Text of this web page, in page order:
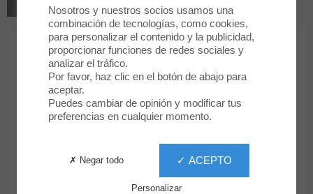
VOLVER A LA TIENDA
Tu clasificación 5
4
3
2
Mensaje
Nosotros y nuestros socios usamos una
combinación de tecnologías, como cookies,
para personalizar el contenido y la publicidad,
proporcionar funciones de redes sociales y
analizar el tráfico.
Por favor, haz clic en el botón de abajo para
aceptar.
Puedes cambiar de opinión y modificar tus
preferencias en cualquier momento.
✓ ACEPTO
✗ Negar todo
Personalizar